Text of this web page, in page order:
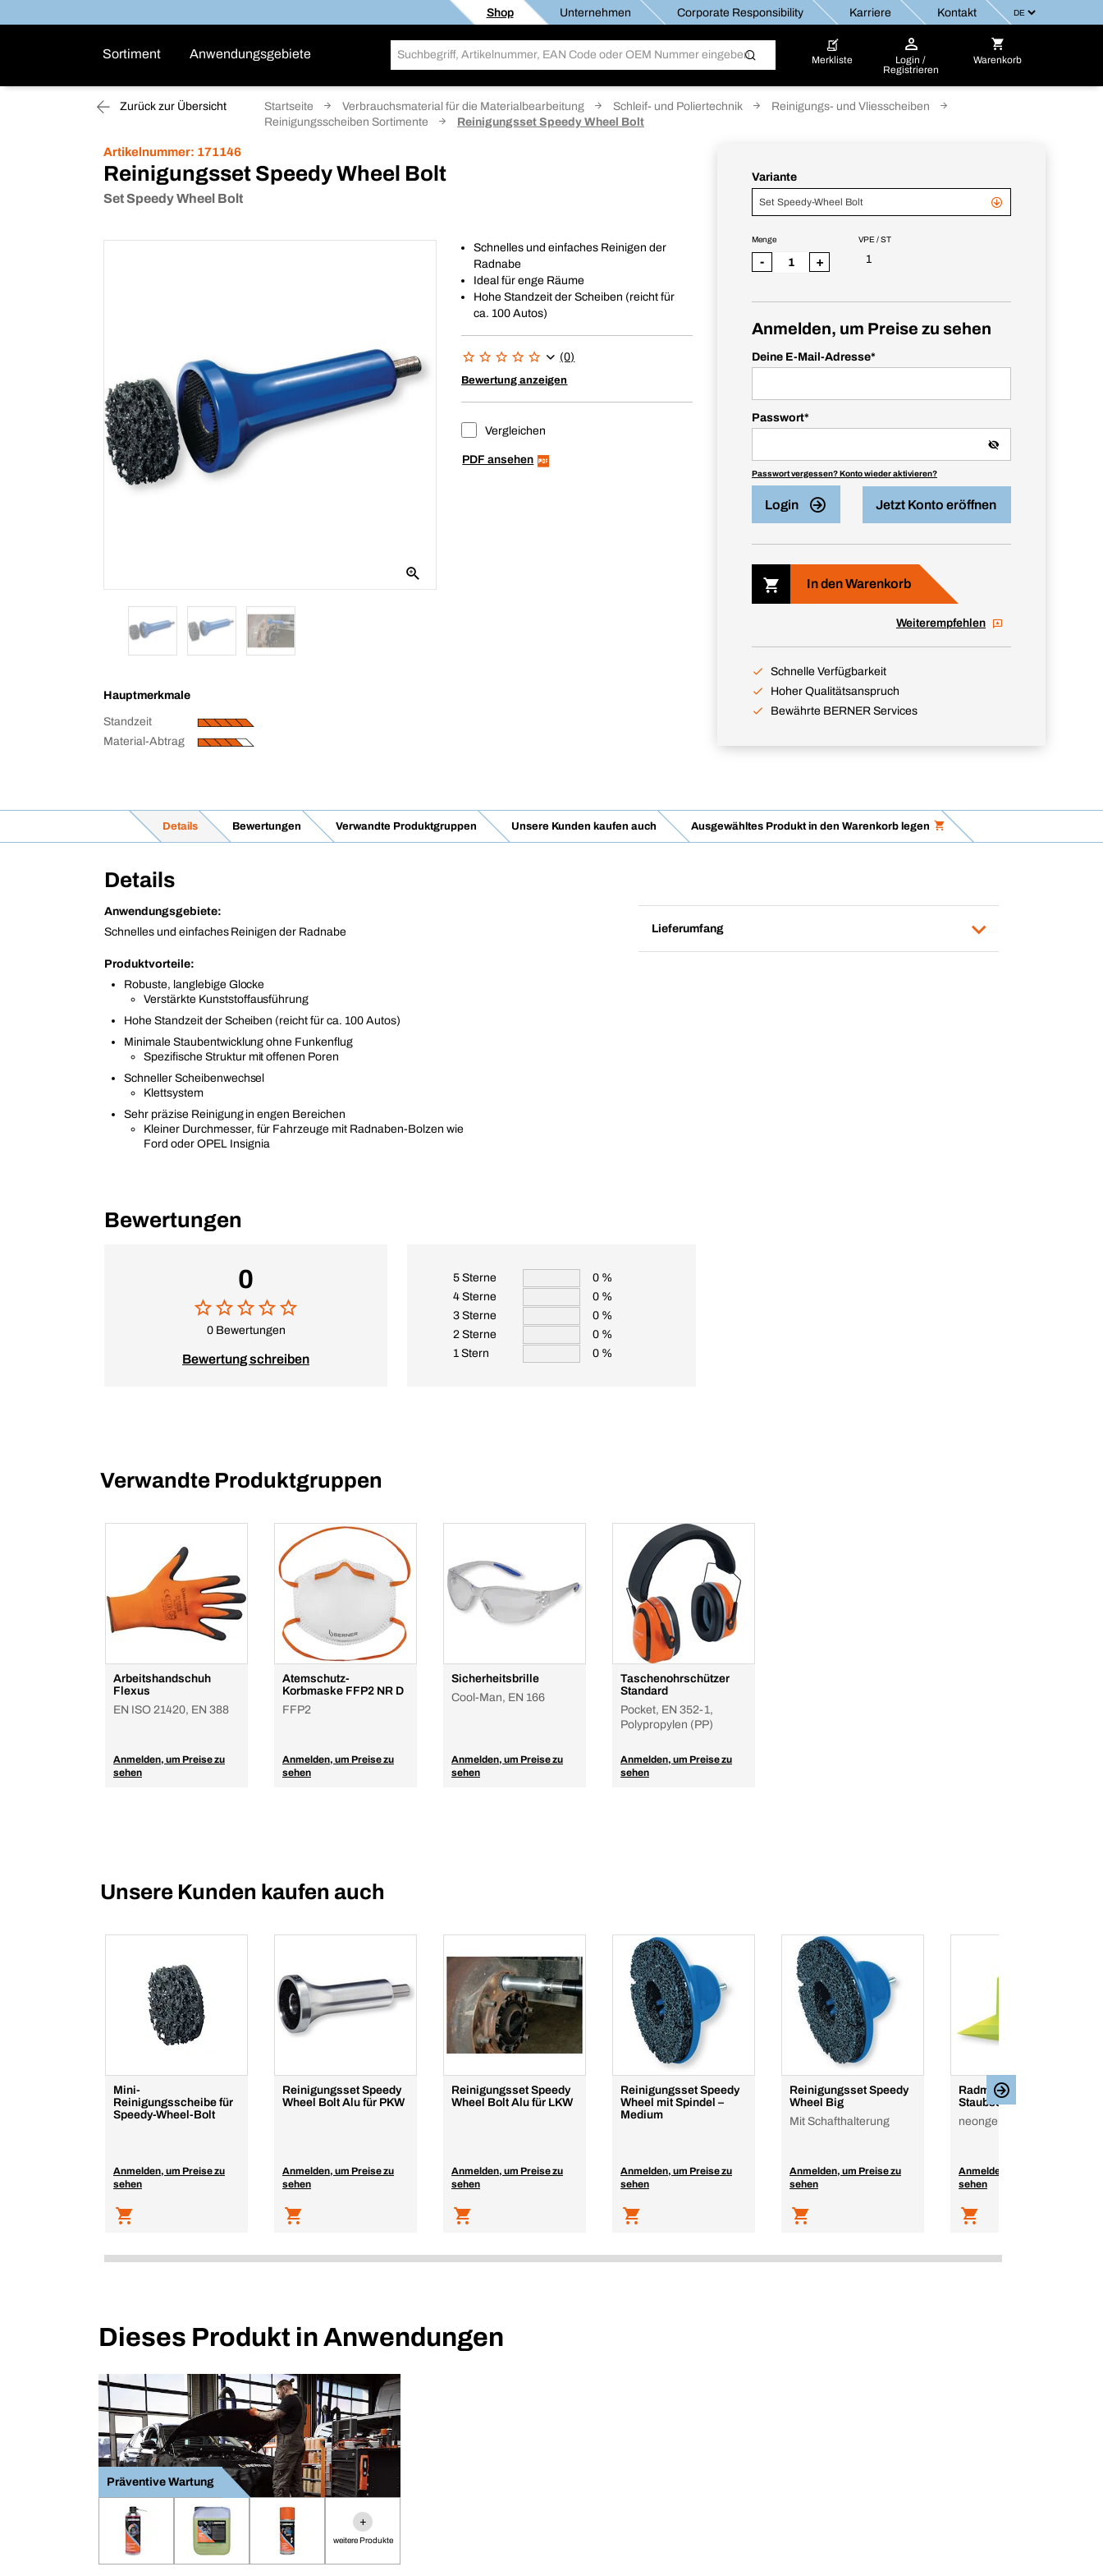
Shop Unternehmen Corporate Responsibility Karriere Kontakt
Sortiment Anwendungsgebiete Merkliste
Login /
Registrieren
Warenkorb
Zurück zur Übersicht Startseite Verbrauchsmaterial für die Materialbearbeitung Schleif- und Poliertechnik
Reinigungs- und Vliesscheiben
Reinigungsscheiben Sortimente
Reinigungsset Speedy Wheel Bolt
Artikelnummer: 171146
Reinigungsset Speedy Wheel Bolt
Set Speedy Wheel Bolt
Hauptmerkmale
Standzeit
Material-Abtrag
Schnelles und einfaches Reinigen der
Radnabe
Ideal für enge Räume
Hohe Standzeit der Scheiben (reicht für
ca. 100 Autos)
(0)
Bewertung anzeigen
Vergleichen
PDF ansehen
Variante
Set Speedy-Wheel Bolt
VPE / ST
1
Menge
- +
Anmelden, um Preise zu sehen
Deine E-Mail-Adresse*
Passwort*
Passwort vergessen? Konto wieder aktivieren?
Login Jetzt Konto eröffnen
In den Warenkorb
Weiterempfehlen
Schnelle Verfügbarkeit
Hoher Qualitätsanspruch
Bewährte BERNER Services
Details Bewertungen Verwandte Produktgruppen Unsere Kunden kaufen auch Ausgewähltes Produkt in den Warenkorb legen
Details
Anwendungsgebiete:
Schnelles und einfaches Reinigen der Radnabe
Produktvorteile:
Robuste, langlebige Glocke
Verstärkte Kunststoffausführung
Hohe Standzeit der Scheiben (reicht für ca. 100 Autos)
Minimale Staubentwicklung ohne Funkenflug
Spezifische Struktur mit offenen Poren
Schneller Scheibenwechsel
Klettsystem
Sehr präzise Reinigung in engen Bereichen
Kleiner Durchmesser, für Fahrzeuge mit Radnaben-Bolzen wie
Ford oder OPEL Insignia
Lieferumfang
Bewertungen
0
0 Bewertungen
Bewertung schreiben
5 Sterne
0 %
4 Sterne
0 %
3 Sterne
0 %
2 Sterne
0 %
1 Stern
0 %
Verwandte Produktgruppen
Arbeitshandschuh
Flexus
EN ISO 21420, EN 388
Anmelden, um Preise zu
sehen
Atemschutz-
Korbmaske FFP2 NR D
FFP2
Anmelden, um Preise zu
sehen
Sicherheitsbrille
Cool-Man, EN 166
Anmelden, um Preise zu
sehen
Taschenohrschützer
Standard
Pocket, EN 352-1,
Polypropylen (PP)
Anmelden, um Preise zu
sehen
Unsere Kunden kaufen auch
Mini-
Reinigungsscheibe für
Speedy-Wheel-Bolt
Anmelden, um Preise zu
sehen
Reinigungsset Speedy
Wheel Bolt Alu für PKW
Anmelden, um Preise zu
sehen
Reinigungsset Speedy
Wheel Bolt Alu für LKW
Anmelden, um Preise zu
sehen
Reinigungsset Speedy
Wheel mit Spindel –
Medium
Anmelden, um Preise zu
sehen
Reinigungsset Speedy
Wheel Big
Mit Schafthalterung
Anmelden, um Preise zu
sehen
Radmutternanzeiger mit
Staubschutz
neongelb, Zeiger unten
Anmelden, um Preise zu
sehen
Dieses Produkt in Anwendungen
Präventive Wartung
+
weitere Produkte